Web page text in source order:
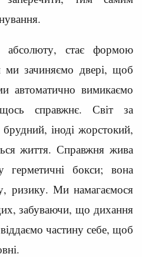
абсолюту, стає формою
ми зачиняємо двері, щоб
автоматично вимикаємо
справжнє. Світ за
іноді жорстокий,
життя. Справжня жива
герметичні бокси; вона
ризику. Ми намагаємося
забуваючи, що дихання
частину себе, щоб